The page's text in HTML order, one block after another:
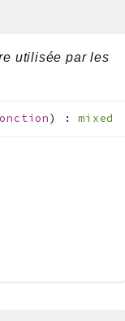
utilisée par les
) :mixed